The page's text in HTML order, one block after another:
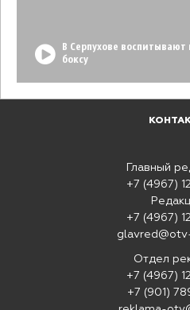
В Серпухове
боксу
Главный
+7 (4967)
+7 (4967)
Отдел
+7 (4967)
+7 (901)